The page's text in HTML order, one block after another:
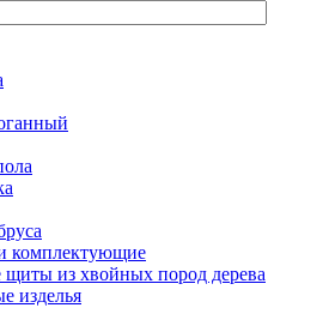
комплектующие
из хвойных пород дерева
изделья